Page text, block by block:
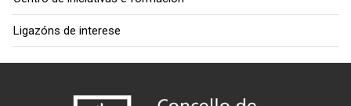
Ligazóns de interese